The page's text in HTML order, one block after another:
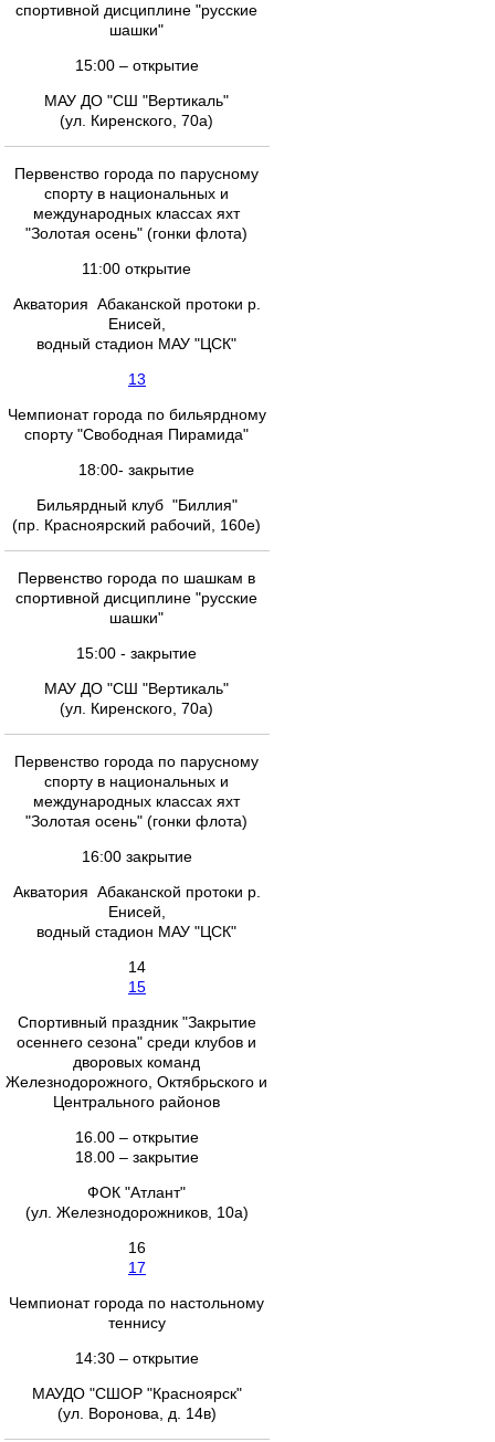
спортивной дисциплине "русские
шашки"
15:00 – открытие
МАУ ДО "СШ "Вертикаль"
(ул. Киренского, 70а)
Первенство города по парусному
спорту в национальных и
международных классах яхт
"Золотая осень" (гонки флота)
11:00 открытие
Акватория Абаканской протоки р.
Енисей,
водный стадион МАУ "ЦСК"
13
Чемпионат города по бильярдному
спорту "Свободная Пирамида"
18:00- закрытие
Бильярдный клуб "Биллия"
(пр. Красноярский рабочий, 160е)
Первенство города по шашкам в
спортивной дисциплине "русские
шашки"
15:00 - закрытие
МАУ ДО "СШ "Вертикаль"
(ул. Киренского, 70а)
Первенство города по парусному
спорту в национальных и
международных классах яхт
"Золотая осень" (гонки флота)
16:00 закрытие
Акватория Абаканской протоки р.
Енисей,
водный стадион МАУ "ЦСК"
14
15
Спортивный праздник "Закрытие
осеннего сезона" среди клубов и
дворовых команд
Железнодорожного, Октябрьского и
Центрального районов
16.00 – открытие
18.00 – закрытие
ФОК "Атлант"
(ул. Железнодорожников, 10а)
16
17
Чемпионат города по настольному
теннису
14:30 – открытие
МАУДО "СШОР "Красноярск"
(ул. Воронова, д. 14в)